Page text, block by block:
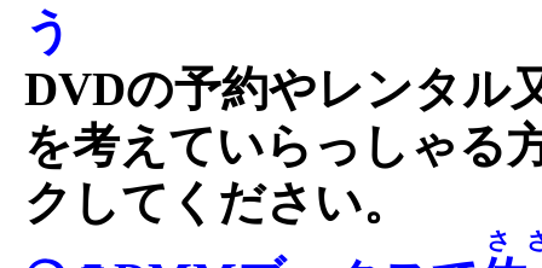
う
DVDの予約やレンタル
を考えていらっしゃる
クしてください。
さ